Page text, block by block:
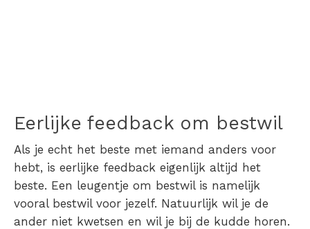
Eerlijke feedback om bestwil
Als je echt het beste met iemand anders voor
hebt, is eerlijke feedback eigenlijk altijd het
beste. Een leugentje om bestwil is namelijk
vooral bestwil voor jezelf. Natuurlijk wil je de
ander niet kwetsen en wil je bij de kudde horen.